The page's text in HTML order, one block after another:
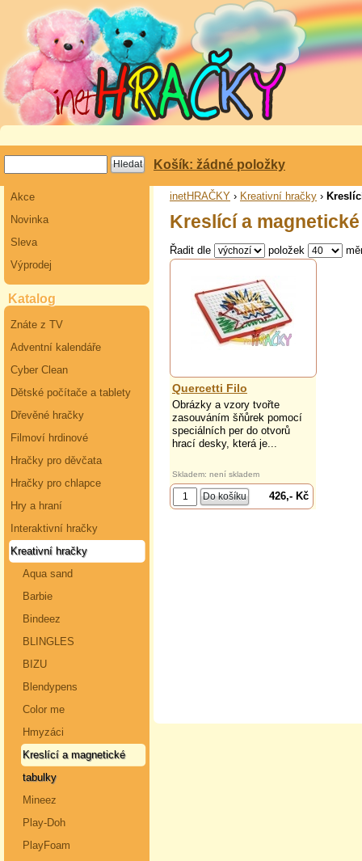
Košík: žádné položky
Akce
Novinka
Sleva
Výprodej
Katalog
Znáte z TV
Adventní kalendáře
Cyber Clean
Dětské počítače a tablety
Dřevěné hračky
Filmoví hrdinové
Hračky pro děvčata
Hračky pro chlapce
Hry a hraní
Interaktivní hračky
Kreativní hračky
Aqua sand
Barbie
Bindeez
BLINGLES
BIZU
Blendypens
Color me
Hmyzáci
Kreslící a magnetické
tabulky
Mineez
Play-Doh
PlayFoam
inetHRAČKY › Kreativní hračky ›
Kreslící a
Řadit dle položek
Quercetti Filo
Obrázky a vzory tvořte
zasouváním šňůrek pomocí
speciálních per do otvorů
hrací desky, která je...
Skladem: není skladem
426,- Kč